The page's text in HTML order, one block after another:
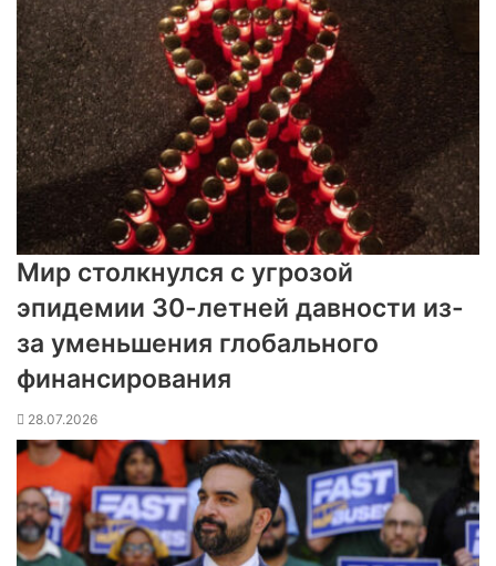
Мир столкнулся с угрозой
эпидемии 30-летней давности из-
за уменьшения глобального
финансирования
28.07.2026